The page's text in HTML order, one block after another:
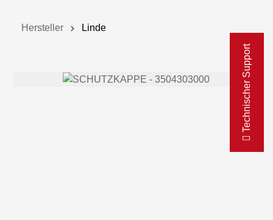
Technischer Support
Hersteller Linde